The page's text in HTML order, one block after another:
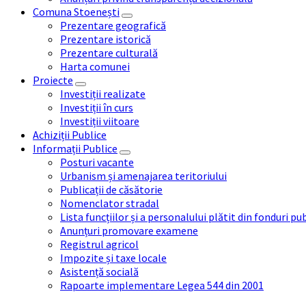
Comuna Stoenești
Prezentare geografică
Prezentare istorică
Prezentare culturală
Harta comunei
Proiecte
Investiții realizate
Investiții în curs
Investiții viitoare
Achiziții Publice
Informații Publice
Posturi vacante
Urbanism și amenajarea teritoriului
Publicații de căsătorie
Nomenclator stradal
Lista funcțiilor și a personalului plătit din fonduri
Anunțuri promovare examene
Registrul agricol
Impozite și taxe locale
Asistență socială
Rapoarte implementare Legea 544 din 2001